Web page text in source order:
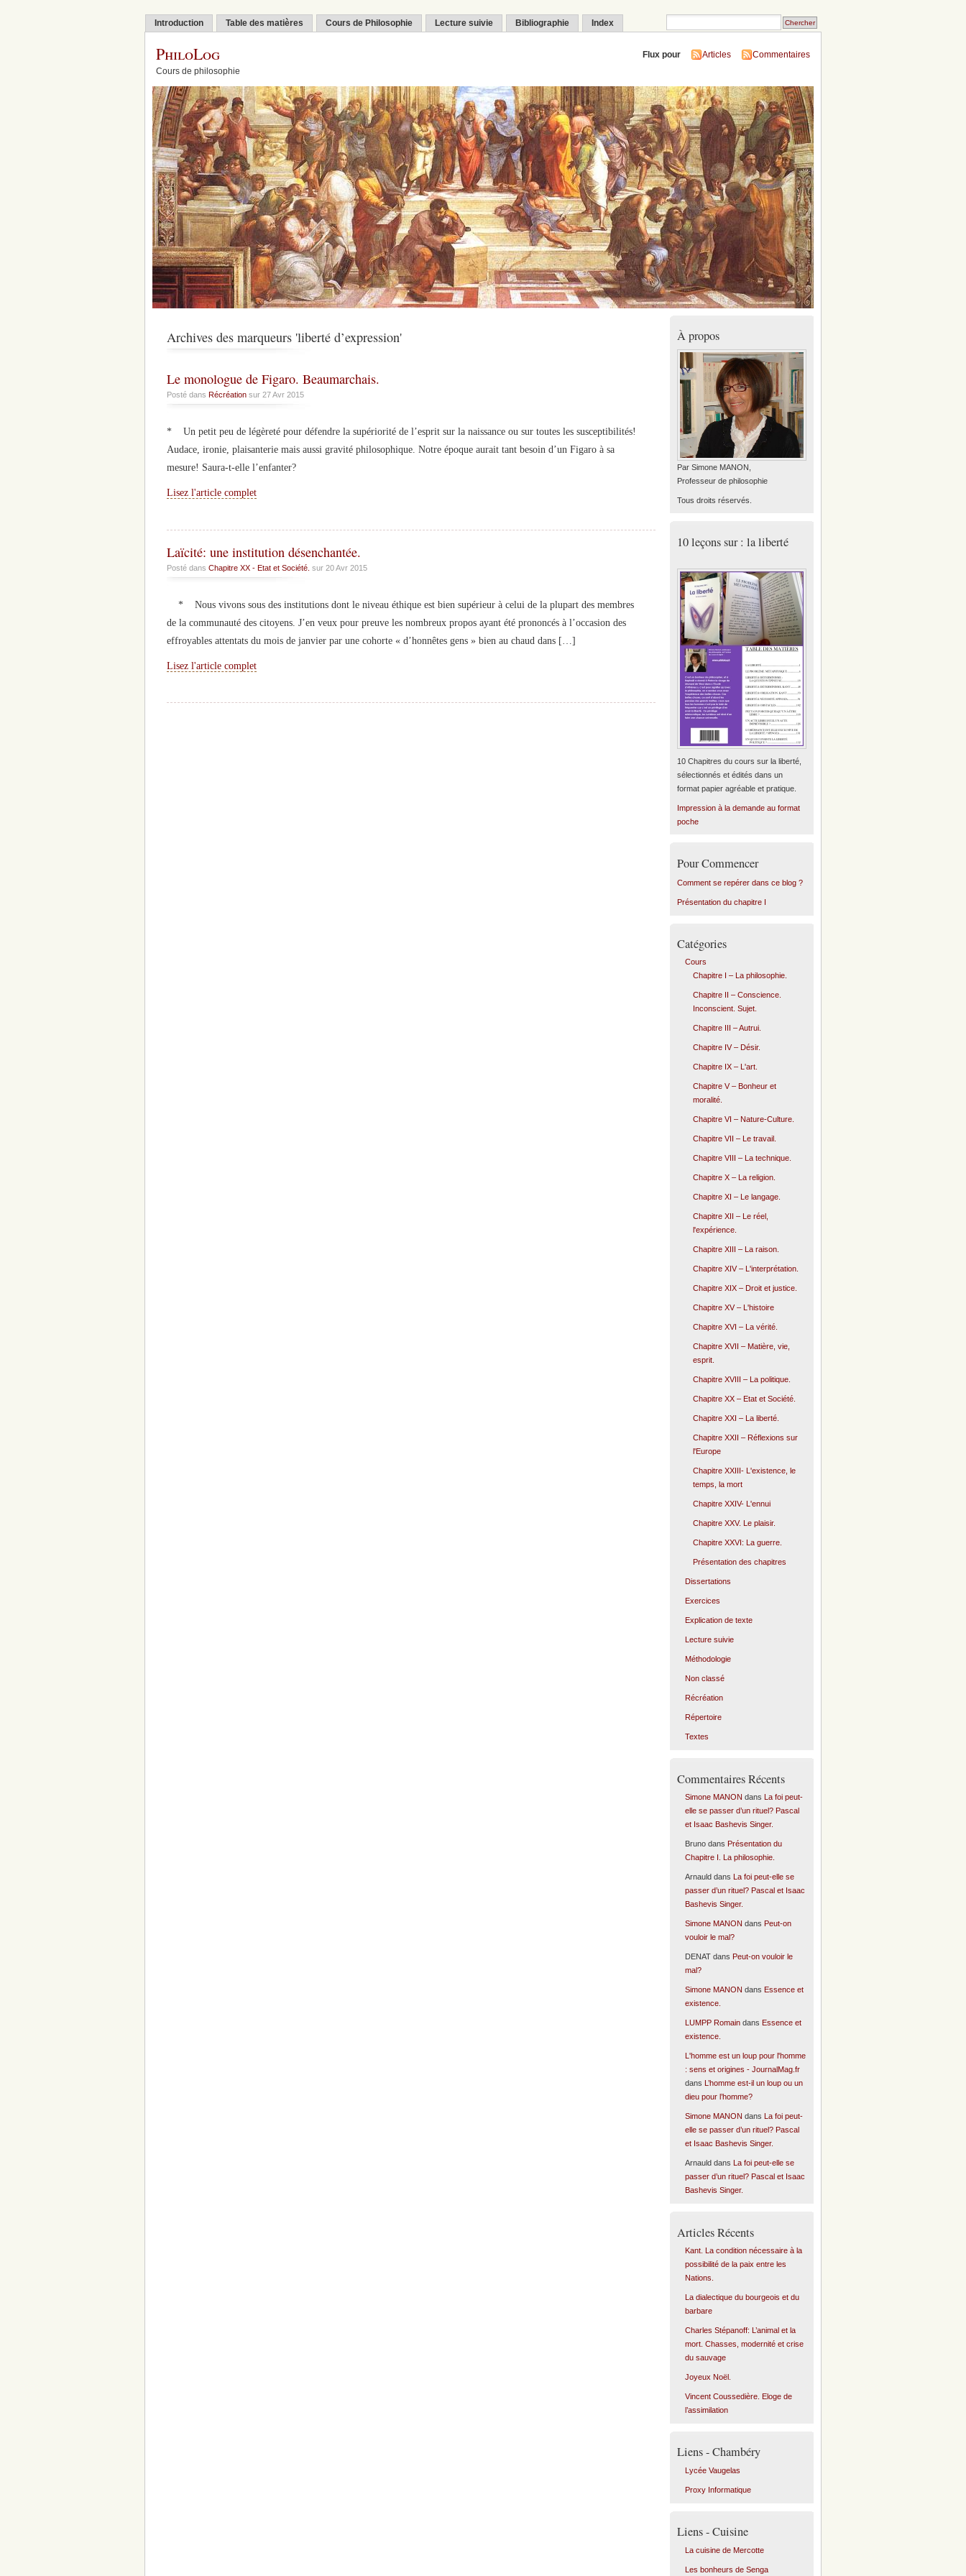
Introduction Table des matières Cours de Philosophie Lecture suivie Bibliographie Index
PhiloLog
Cours de philosophie
Flux pour Articles Commentaires
Archives des marqueurs 'liberté d’expression'
Le monologue de Figaro. Beaumarchais.
Posté dans Récréation sur 27 Avr 2015
* Un petit peu de légèreté pour défendre la supériorité de l’esprit sur la naissance ou sur toutes les susceptibilités!
Audace, ironie, plaisanterie mais aussi gravité philosophique. Notre époque aurait tant besoin d’un Figaro à sa
mesure! Saura-t-elle l’enfanter?
Lisez l'article complet
Laïcité: une institution désenchantée.
Posté dans Chapitre XX - Etat et Société. sur 20 Avr 2015
* Nous vivons sous des institutions dont le niveau éthique est bien supérieur à celui de la plupart des membres
de la communauté des citoyens. J’en veux pour preuve les nombreux propos ayant été prononcés à l’occasion des
effroyables attentats du mois de janvier par une cohorte « d’honnêtes gens » bien au chaud dans […]
Lisez l'article complet
À propos
Par Simone MANON,
Professeur de philosophie
Tous droits réservés.
10 leçons sur : la liberté
10 Chapitres du cours sur la liberté,
sélectionnés et édités dans un
format papier agréable et pratique.
Impression à la demande au format
poche
Pour Commencer
Comment se repérer dans ce blog ?
Présentation du chapitre I
Catégories
Cours
Chapitre I – La philosophie.
Chapitre II – Conscience.
Inconscient. Sujet.
Chapitre III – Autrui.
Chapitre IV – Désir.
Chapitre IX – L'art.
Chapitre V – Bonheur et
moralité.
Chapitre VI – Nature-Culture.
Chapitre VII – Le travail.
Chapitre VIII – La technique.
Chapitre X – La religion.
Chapitre XI – Le langage.
Chapitre XII – Le réel,
l'expérience.
Chapitre XIII – La raison.
Chapitre XIV – L'interprétation.
Chapitre XIX – Droit et justice.
Chapitre XV – L'histoire
Chapitre XVI – La vérité.
Chapitre XVII – Matière, vie,
esprit.
Chapitre XVIII – La politique.
Chapitre XX – Etat et Société.
Chapitre XXI – La liberté.
Chapitre XXII – Réflexions sur
l'Europe
Chapitre XXIII- L'existence, le
temps, la mort
Chapitre XXIV- L'ennui
Chapitre XXV. Le plaisir.
Chapitre XXVI: La guerre.
Présentation des chapitres
Dissertations
Exercices
Explication de texte
Lecture suivie
Méthodologie
Non classé
Récréation
Répertoire
Textes
Commentaires Récents
Simone MANON dans
La foi peut-
elle se passer d’un rituel? Pascal
et Isaac Bashevis Singer.
Brunodans Présentation du
Chapitre I. La philosophie.
Arnauld dans
La foi peut-elle se
passer d’un rituel? Pascal et Isaac
Bashevis Singer.
Simone MANON dans Peut-on
vouloir le mal?
DENATdans Peut-on vouloir le
mal?
Simone MANON dans Essence et
existence.
LUMPP Romaindans Essence et
existence.
L'homme est un loup pour l'homme
: sens et origines - JournalMag.fr
dans
L’homme est-il un loup ou un
dieu pour l’homme?
Simone MANON dans
La foi peut-
elle se passer d’un rituel? Pascal
et Isaac Bashevis Singer.
Arnauld dans
La foi peut-elle se
passer d’un rituel? Pascal et Isaac
Bashevis Singer.
Articles Récents
Kant. La condition nécessaire à la
possibilité de la paix entre les
Nations.
La dialectique du bourgeois et du
barbare
Charles Stépanoff: L’animal et la
mort. Chasses, modernité et crise
du sauvage
Joyeux Noël.
Vincent Coussedière. Eloge de
l’assimilation
Liens - Chambéry
Lycée Vaugelas
Proxy Informatique
Liens - Cuisine
La cuisine de Mercotte
Les bonheurs de Senga